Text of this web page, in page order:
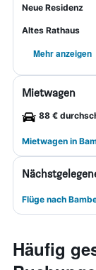
Neue Residenz
Altes Rathaus
Mehr anzeigen
Mietwagen
88 €
Mietwagen in
Flüge nach
Häufig